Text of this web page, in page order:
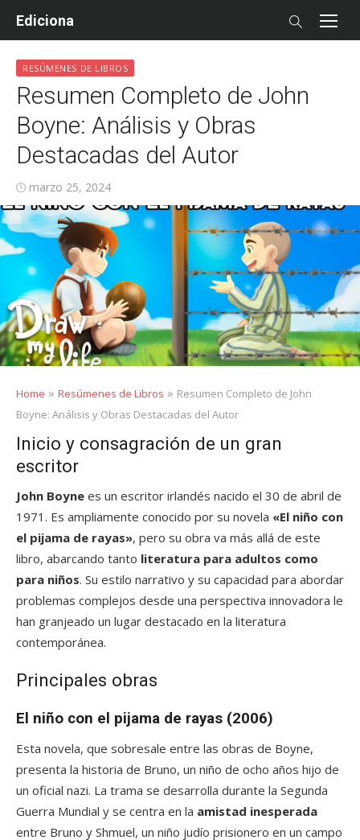
Ediciona
RESÚMENES DE LIBROS
Resumen Completo de John
Boyne: Análisis y Obras
Destacadas del Autor
Posted
on
marzo 25, 2024
Home » Resúmenes de Libros » Resumen Completo de John
Boyne: Análisis y Obras Destacadas del Autor
Inicio y consagración de un gran
escritor
John Boyne es un escritor irlandés nacido el 30 de abril de
1971. Es ampliamente conocido por su novela «El niño con
el pijama de rayas», pero su obra va más allá de este
libro, abarcando tanto literatura para adultos como
para niños. Su estilo narrativo y su capacidad para abordar
problemas complejos desde una perspectiva innovadora le
han granjeado un lugar destacado en la literatura
contemporánea.
Principales obras
El niño con el pijama de rayas (2006)
Esta novela, que sobresale entre las obras de Boyne,
presenta la historia de Bruno, un niño de ocho años hijo de
un oficial nazi. La trama se desarrolla durante la Segunda
Guerra Mundial y se centra en la amistad inesperada
entre Bruno y Shmuel, un niño judío prisionero en un campo